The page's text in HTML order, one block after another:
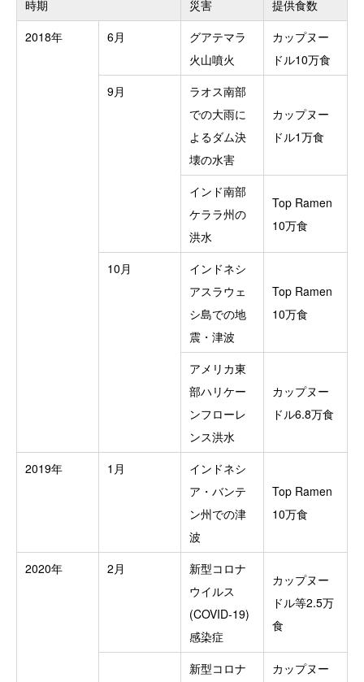
時期 災害
提供食数
2018年
6月
グアテマラ
火山噴火
カップヌー
ドル10万食
9月
ラオス南部
での大雨に
よるダム決
壊の水害
カップヌー
ドル1万食
インド南部
ケララ州の
洪水
Top Ramen
10万食
10月
インドネシ
アスラウェ
シ島での地
震・津波
Top Ramen
10万食
アメリカ東
部ハリケー
ンフローレ
ンス洪水
カップヌー
ドル6.8万食
2019年 1月
インドネシ
ア・バンテ
ン州での津
波
Top Ramen
10万食
2020年 2月
新型コロナ
ウイルス
(COVID-19)
感染症
カップヌー
ドル等2.5万
食
新型コロナ
カップヌー